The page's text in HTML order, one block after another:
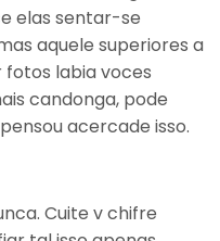
elas sentar-se
aquele superiores a
labia voces
candonga, pode
acercade isso.
Cuite v chifre